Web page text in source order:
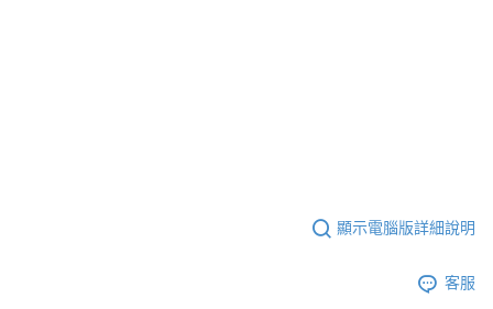
顯示電腦版詳細說明
客服